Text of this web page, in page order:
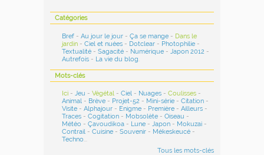
Catégories
Bref -Au jour le jour -Ça se mange - Dans le
jardin -Ciel et nuées - Dotclear - Photophilie -
Textualité -Sagacité - Numérique -Japon 2012 -
Autrefois - La vie du blog.
Mots-clés
Ici -Jeu -Végétal -Ciel - Nuages -Coulisses -
Animal - Brève - Projet-52 - Mini-série -Citation -
Visite -Alphajour - Enigme - Première -Ailleurs -
Traces -Cogitation - Mobsolète -Oiseau -
Météo -Çavoudikoa - Lune -Japon - Mokuzai -
Contrail -Cuisine -Souvenir - Mékeskeucé -
Techno...
Tous les mots-clés